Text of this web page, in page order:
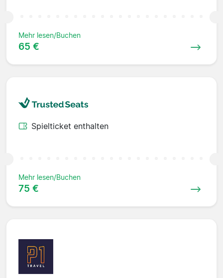
Mehr lesen/Buchen
65 €
Spielticket enthalten
Mehr lesen/Buchen
75 €